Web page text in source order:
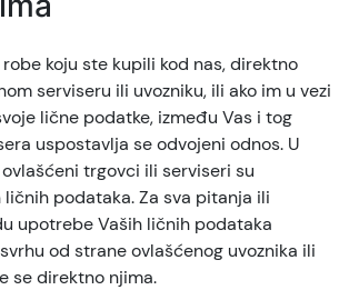
koju ste kupili kod nas, direktno
serviseru ili uvozniku, ili ako im u vezi
lične podatke, između Vas i tog
uspostavlja se odvojeni odnos. U
trgovci ili serviseri su
podataka. Za sva pitanja ili
upotrebe Vaših ličnih podataka
od strane ovlašćenog uvoznika ili
se direktno njima.